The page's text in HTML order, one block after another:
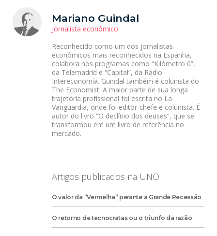
Mariano Guindal
Jornalista econômico
Reconhecido como um dos jornalistas
econômicos mais reconhecidos na Espanha,
colabora nos programas como “Kilómetro 0”,
da Telemadrid e “Capital”, da Rádio
Intereconomía. Guindal também é colunista do
The Economist. A maior parte de sua longa
trajetória profissional foi escrita no La
Vanguardia, onde foi editor-chefe e colunista. É
autor do livro “O declínio dos deuses”, que se
transformou em um livro de referência no
mercado.
Artigos publicados na UNO
O valor da “Vermelha” perante a Grande Recessão
O retorno de tecnocratas ou o triunfo da razão